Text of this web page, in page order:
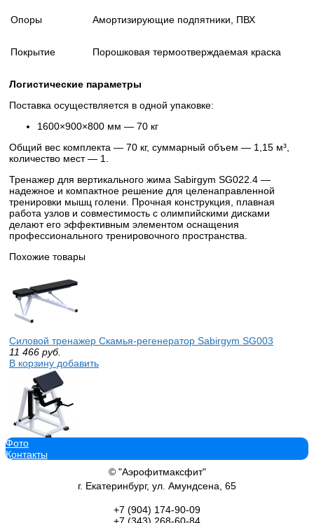
Опоры Амортизирующие подпятники, ПВХ
Покрытие Порошковая термоотверждаемая краска
Логистические параметры
Поставка осуществляется в одной упаковке:
1600×900×800 мм — 70 кг
Общий вес комплекта — 70 кг, суммарный объем — 1,15 м³,
количество мест — 1.
Тренажер для вертикального жима Sabirgym SG022.4 —
надежное и компактное решение для целенаправленной
тренировки мышц голени. Прочная конструкция, плавная
работа узлов и совместимость с олимпийскими дисками
делают его эффективным элементом оснащения
профессионального тренировочного пространства.
Похожие товары
Силовой тренажер Скамья-регенератор Sabirgym SG003
11 466 руб.
В корзину добавить
Профессиональный силовой тренажер Бицепс-трицепс
vasil
В корзину добавить
Фото
Контакты
© "Аэрофитмаксфит"
г. Екатеринбург, ул. Амундсена, 65
+7 (904) 174-90-09
+7 (343) 268-60-84